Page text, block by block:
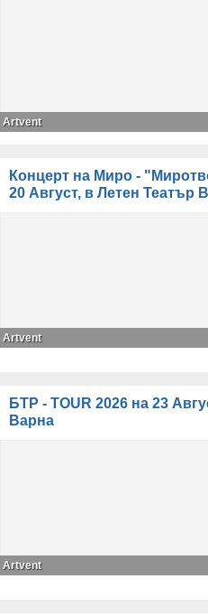
Artvent
Концерт на Миро -
20 Август, в Летен Театър
Artvent
БТР - TOUR 2026 на 23
Варна
Artvent